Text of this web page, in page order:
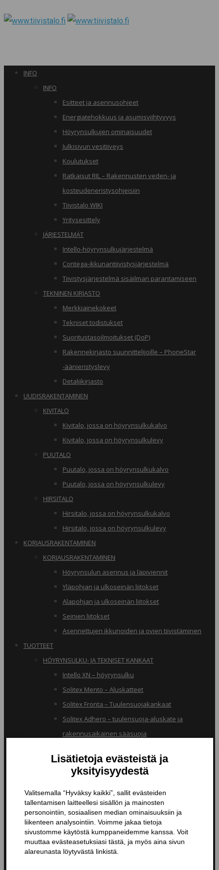
INFO
INFO
Esitteet ja asennusohjeet
Energiatehokkuus ja asumisviihtyvyys
Höyrynsulkujen ominaisuudet
Julkisivun vesitiiveys
Koulutukset
Ratkaisut RIL – Rakennusten veden- ja
kosteudeneristysohjeisiin
Tiivistalo WIKI
Yritysesittely
JÄRJESTELMÄT
Intello-höyrynsulkujärjestelmä
Contega-ikkunantiivistysjärjestelmä
Tiivistysjärjestelmä sisäilman parantamiseen
TEKNINEN KIRJASTO
Merkkiainekokeet
Tekniset todistukset
Suoritustasoilmoitukset (DoP)
Rakennekirjasto suunnittelijoille – PhoneStar
-äänieristyslevy
Detaljikirjasto
UUDISRAKENTAMINEN
KIVITALO
Kivitalo, jossa on höyrynsulkukalvo
Kivitalo, jossa on höyrynsulkulevy
PUUTALO
Puutalo, jossa on höyrynsulkukalvo
Puutalo, jossa on höyrynsulkulevy
HIRSITALO
Hirsitalo, jossa on höyrynsulkukalvo
Hirsitalo, jossa on höyrynsulkulevy
KORJAUSRAKENTAMINEN
KORJAUSRAKENTAMINEN
Höyrynsulun asennus ja läpiviennit
Yläpohjan ja ulkoseinän liitokset
Alapohjan ja ulkoseinän liitokset
Seinien liitokset
Asennettujen ikkunoiden ja ovien tiivistäminen
TUOTTEET
HÖYRYNSULKU- JA TEKNISET KANKAAT
Intello XN – höyrynsulku
Solitex Mento – Aluskatteet
Solitex Fronta – Tuulensuojakankaat
Solitex Adhero – tuulensuoja-aluskate ja
rakennusaikainen sääsuoja
TIIVISTYSTUOTTEET
Butyylinauhat ja -teipit
Liitosnauhat
Läpiviennit
Tiivistyspinnoitteet ja -massat
Tiivistysteipit
Pohjustusaineet ja tarvikkeet